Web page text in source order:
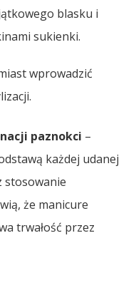
blasku i
sukienki.
wprowadzić
paznokci –
każdej udanej
stosowanie
że manicure
trwałość przez